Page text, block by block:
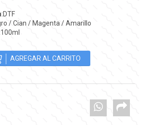
:DTF
/ Cian / Magenta / Amarillo
:100ml